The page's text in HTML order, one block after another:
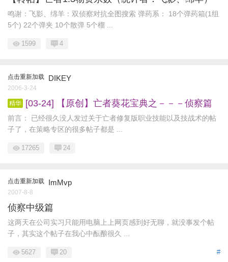
鸣谢：飞影、绵羊：双侦察对抗全图搜索 弹药系： 18个弹药箱(1组
5个) 22个弹夹 10个散弹 5个榴 ...
1599 4
点击重新加载 DIKEY
2006-3-24
精华 [03-24] 【原创】亡者葵花宝典之－－－侦察篇
前言： 已经很久没人发过关于亡者修复版职业技能以及技战术的帖
子了，在策略专区的很多帖子都是 ...
17265 24
点击重新加载 ImMvp
2007-8-8
侦察中级篇
这两天在公司实习只能用电脑上上网页感到好无聊，就没事发个帖
子，其实这个帖子在我心中酝酿很久 ...
#
5627 20